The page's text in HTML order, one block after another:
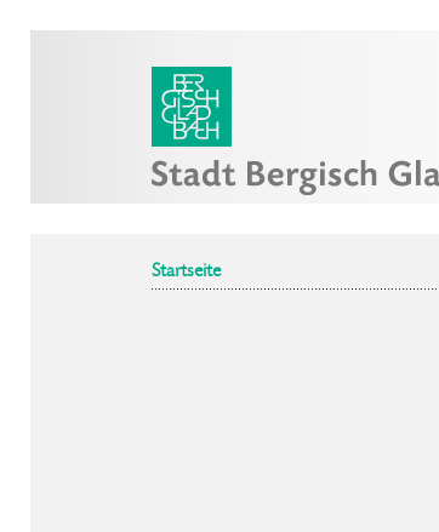
Startseite